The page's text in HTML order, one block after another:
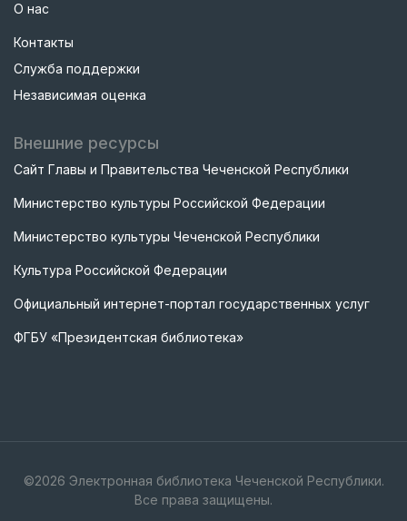
О нас
Контакты
Служба поддержки
Независимая оценка
Внешние ресурсы
Сайт Главы и Правительства Чеченской Республики
Министерство культуры Российской Федерации
Министерство культуры Чеченской Республики
Культура Российской Федерации
Официальный интернет-портал государственных услуг
ФГБУ «Президентская библиотека»
©2026 Электронная библиотека Чеченской Республики.
Все права защищены.